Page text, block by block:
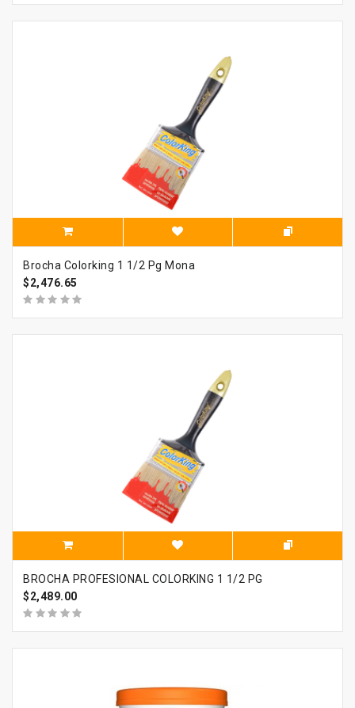
Brocha Colorking 1 1/2 Pg Mona
$2,476.65
BROCHA PROFESIONAL COLORKING 1 1/2 PG
$2,489.00